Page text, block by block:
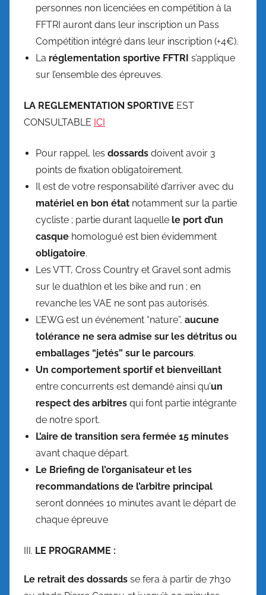
personnes non licenciées en compétition à la
FFTRI auront dans leur inscription un Pass
Compétition intégré dans leur inscription (+4€).
La réglementation sportive FFTRI s’applique
sur l’ensemble des épreuves.
LA REGLEMENTATION SPORTIVE EST
CONSULTABLE ICI
Pour rappel, les dossards doivent avoir 3
points de fixation obligatoirement.
Il est de votre responsabilité d’arriver avec du
matériel en bon état notamment sur la partie
cycliste ; partie durant laquelle le port d’un
casque homologué est bien évidemment
obligatoire.
Les VTT, Cross Country et Gravel sont admis
sur le duathlon et les bike and run ; en
revanche les VAE ne sont pas autorisés.
L’EWG est un événement “nature”, aucune
tolérance ne sera admise sur les détritus ou
emballages “jetés” sur le parcours.
Un comportement sportif et bienveillant
entre concurrents est demandé ainsi qu’un
respect des arbitres qui font partie intégrante
de notre sport.
L’aire de transition sera fermée 15 minutes
avant chaque départ.
Le Briefing de l’organisateur et les
recommandations de l’arbitre principal
seront données 10 minutes avant le départ de
chaque épreuve
III. LE PROGRAMME :
Le retrait des dossards se fera à partir de 7h30